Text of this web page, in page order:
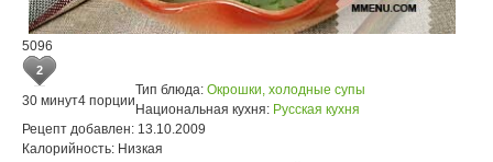
5096
2
30 минут4 порции
Тип блюда: Окрошки, холодные супы
Национальная кухня: Русская кухня
Рецепт добавлен: 13.10.2009
Калорийность: Низкая